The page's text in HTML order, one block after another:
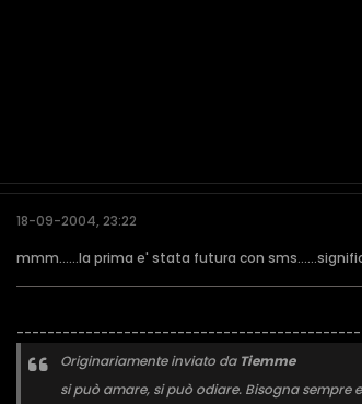
18-09-2004, 23:22
mmm......la prima e' stata futura con
Originariamente inviato da Tiemme
si può amare, si può odiare. Bisogna sempre